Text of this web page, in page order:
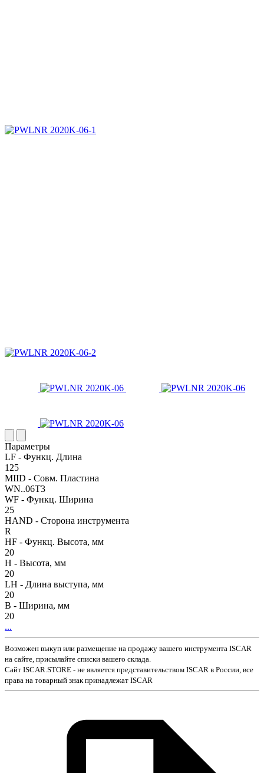
Параметры
LF - Функц. Длина
125
MIID - Совм. Пластина
WN..06T3
WF - Функц. Ширина
25
HAND - Сторона инструмента
R
HF - Функц. Высота, мм
20
H - Высота, мм
20
LH - Длина выступа, мм
20
B - Ширина, мм
20
...
Возможен выкуп или размещение на продажу вашего инструмента ISCAR
на сайте, присылайте списки вашего склада.
Сайт ISCAR.STORE - не является представительством ISCAR в России, все
права на товарный знак принадлежат ISCAR